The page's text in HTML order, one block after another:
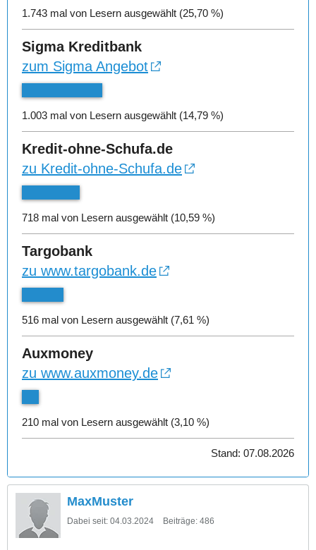
1.743 mal von Lesern ausgewählt (25,70 %)
Sigma Kreditbank
zum Sigma Angebot
1.003 mal von Lesern ausgewählt (14,79 %)
Kredit-ohne-Schufa.de
zu Kredit-ohne-Schufa.de
718 mal von Lesern ausgewählt (10,59 %)
Targobank
zu www.targobank.de
516 mal von Lesern ausgewählt (7,61 %)
Auxmoney
zu www.auxmoney.de
210 mal von Lesern ausgewählt (3,10 %)
Stand: 07.08.2026
MaxMuster
Dabei seit: 04.03.2024 Beiträge: 486